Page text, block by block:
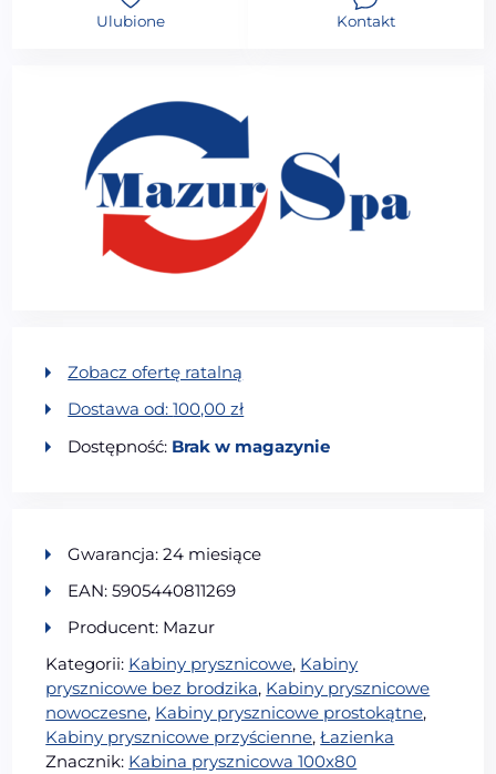
Ulubione Kontakt
Zobacz ofertę ratalną
Dostawa od:100,00zł
Dostępność: Brak w magazynie
Gwarancja: 24 miesiące
EAN: 5905440811269
Producent: Mazur
Kategorii: Kabiny prysznicowe, Kabiny
prysznicowe bez brodzika, Kabiny prysznicowe
nowoczesne, Kabiny prysznicowe prostokątne,
Kabiny prysznicowe przyścienne,Łazienka
Znacznik: Kabina prysznicowa 100x80